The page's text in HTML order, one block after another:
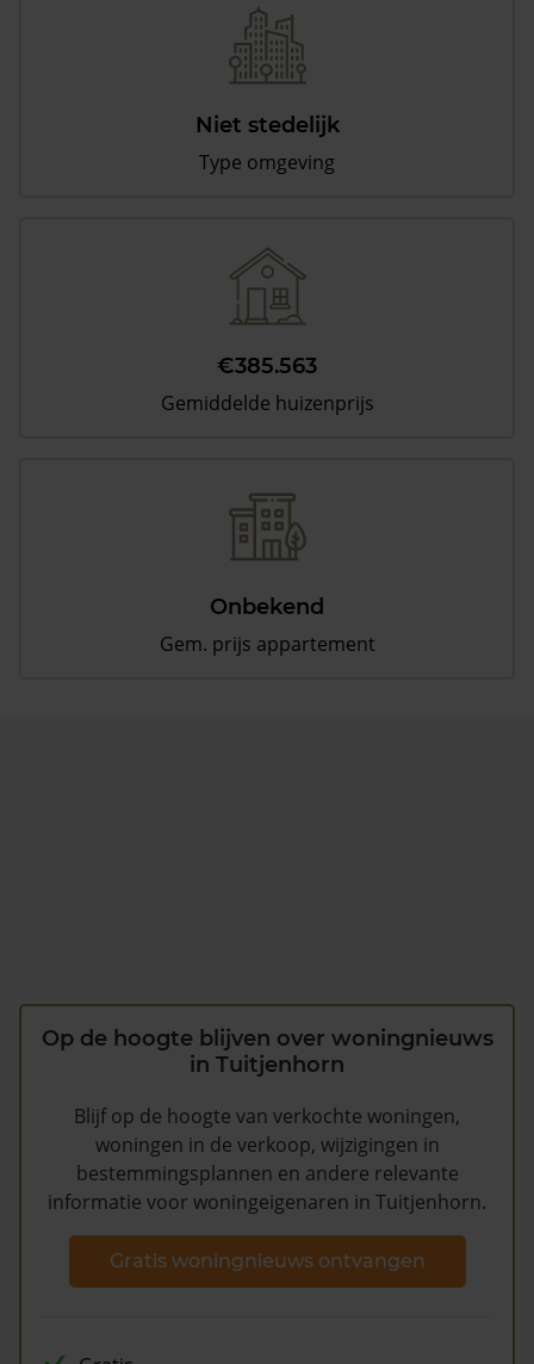
Niet stedelijk
Type omgeving
€385.563
Gemiddelde huizenprijs
Onbekend
Gem. prijs appartement
Op de hoogte blijven over woningnieuws
in Tuitjenhorn
Blijf op de hoogte van verkochte woningen,
woningen in de verkoop, wijzigingen in
bestemmingsplannen en andere relevante
informatie voor woningeigenaren in Tuitjenhorn.
Gratis woningnieuws ontvangen